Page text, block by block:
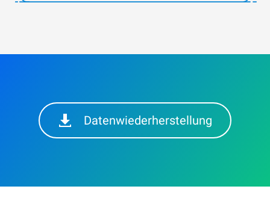
Datenwiederherstellung